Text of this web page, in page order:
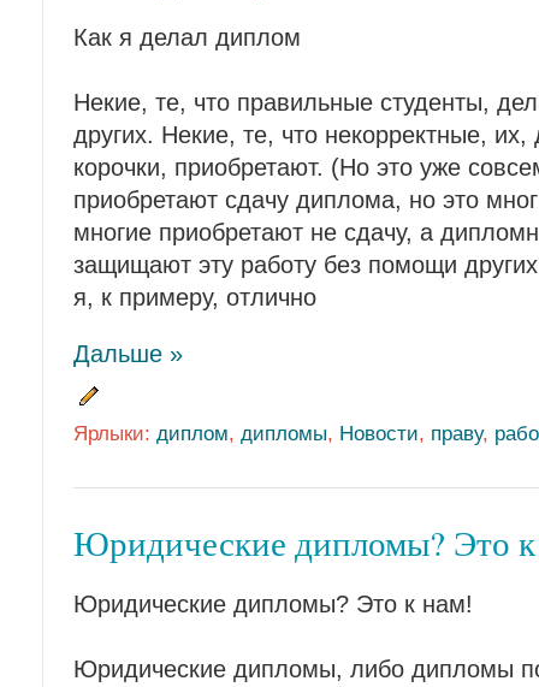
Как я делал диплом
Некие, те, что правильные студенты,
других. Некие, те, что некорректные,
корочки, приобретают. (Но это уже
приобретают сдачу диплома, но это
многие приобретают не сдачу, а
защищают эту работу без помощи
я, к примеру, отлично
Дальше »
Ярлыки: диплом, дипломы, Новости, праву,
Юридические дипломы? Это
Юридические дипломы? Это к нам!
Юридические дипломы, либо дипломы